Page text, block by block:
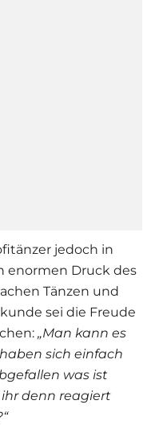
jedoch in
enormen Druck des
Tänzen und
sei die Freude
„Man kann es
sich einfach
was ist
denn reagiert